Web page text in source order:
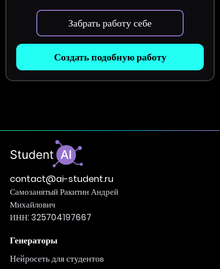
Забрать работу себе
Создать подобную работу
contact@ai-student.ru
Самозанятый Ракитин Андрей
Михайлович
ИНН: 325704197667
Генераторы
Нейросеть для студентов